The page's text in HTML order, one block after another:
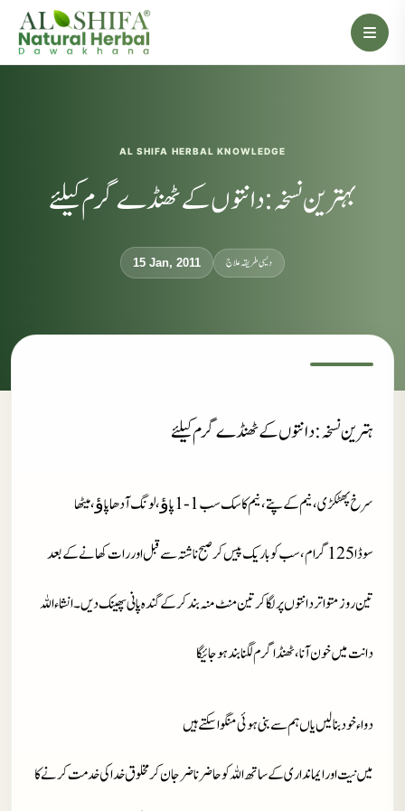
AL SHIFA HERBAL KNOWLEDGE
بہترین نسخہ:دانتوں کے ٹھنڈے گرم کیلئے
15 Jan, 2011 دیسی طریقہ علاج
ہتریننسخہ:دانتوں کے ٹھنڈے گرم کیلئے
سرخ پھٹکڑی، نیم کے پتے، نیم کا سک سب 1-1 پاﺅ، لونگ آدھا پاﺅ، میٹھا
سوڈا 125 گرام، سب کو باریک پیس کر صبح ناشتہ سے قبل اور رات کھانے کے بعد
تین روز متواتر دانتوں پر لگاکر تین منٹ منہ بندکرکے گندہ پانی پھینک دیں۔ انشاءاللہ
دانت میں خون آنا، ٹھنڈا گرم لگنا بند ہوجائیگا
دواء خود بنا لیں یاں ہم سے بنی ہوئی منگوا سکتے ہیں
میں نیت اور ایمانداری کے ساتھ اللہ کو حاضر ناضر جان کر مخلوق خدا کی خدمت کرنے کا